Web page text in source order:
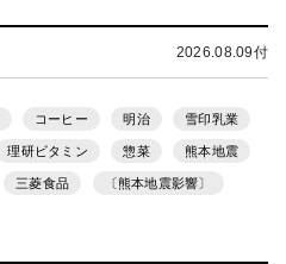
2026.08.09付
コーヒー 明治 雪印乳業
理研ビタミン 惣菜 熊本地震
三菱食品 〔熊本地震影響〕